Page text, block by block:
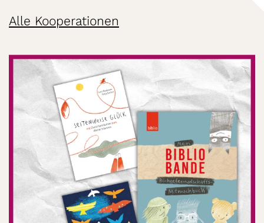
Alle Kooperationen